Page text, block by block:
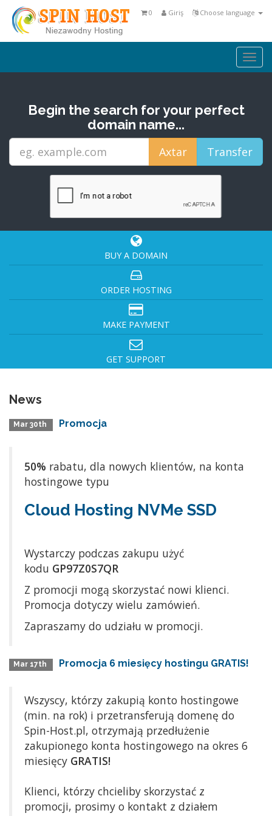
Choose language
Giriş
0
Begin the search for your perfect
domain name...
BUY A DOMAIN
ORDER HOSTING
MAKE PAYMENT
GET SUPPORT
News
Mar 30th Promocja
50% rabatu, dla nowych klientów, na konta
hostingowe typu
Cloud Hosting NVMe SSD
Wystarczy podczas zakupu użyć
kodu GP97Z0S7QR
Z promocji mogą skorzystać nowi klienci.
Promocja dotyczy wielu zamówień.
Zapraszamy do udziału w promocji.
Mar 17th Promocja 6 miesięcy hostingu GRATIS!
Wszyscy, którzy zakupią konto hostingowe
(min. na rok) i przetransferują domenę do
Spin-Host.pl, otrzymają przedłużenie
zakupionego konta hostingowego na okres 6
miesięcy GRATIS!
Klienci, którzy chcieliby skorzystać z
promocji, prosimy o kontakt z działem